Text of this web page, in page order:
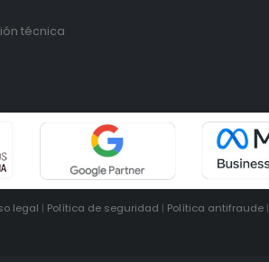
técnica
legal | Política de seguridad | Política antifraude|